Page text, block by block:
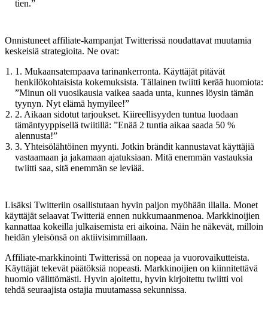
tien.”
Onnistuneet affiliate-kampanjat Twitterissä noudattavat muutamia
keskeisiä strategioita. Ne ovat:
1. Mukaansatempaava tarinankerronta. Käyttäjät pitävät
henkilökohtaisista kokemuksista. Tällainen twiitti kerää huomiota:
”Minun oli vuosikausia vaikea saada unta, kunnes löysin tämän
tyynyn. Nyt elämä hymyilee!”
2. Aikaan sidotut tarjoukset. Kiireellisyyden tuntua luodaan
tämäntyyppisellä twiitillä: ”Enää 2 tuntia aikaa saada 50 %
alennusta!”
3. Yhteisölähtöinen myynti. Jotkin brändit kannustavat käyttäjiä
vastaamaan ja jakamaan ajatuksiaan. Mitä enemmän vastauksia
twiitti saa, sitä enemmän se leviää.
Lisäksi Twitteriin osallistutaan hyvin paljon myöhään illalla. Monet
käyttäjät selaavat Twitteriä ennen nukkumaanmenoa. Markkinoijien
kannattaa kokeilla julkaisemista eri aikoina. Näin he näkevät, milloin
heidän yleisönsä on aktiivisimmillaan.
Affiliate-markkinointi Twitterissä on nopeaa ja vuorovaikutteista.
Käyttäjät tekevät päätöksiä nopeasti. Markkinoijien on kiinnitettävä
huomio välittömästi. Hyvin ajoitettu, hyvin kirjoitettu twiitti voi
tehdä seuraajista ostajia muutamassa sekunnissa.